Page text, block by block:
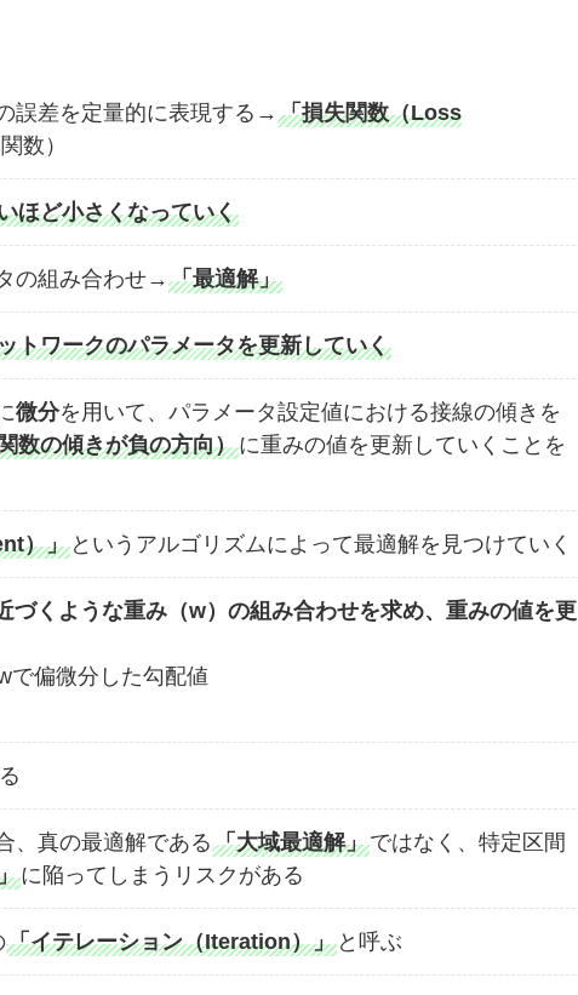
誤差を定量的に表現する→ 「損失関数（Loss
数）
ほど小さくなっていく
の組み合わせ→ 「最適解」
トワークのパラメータを更新していく
微分を用いて、パラメータ設定値における接線の傾きを
数の傾きが負の方向）に重みの値を更新していくことを
）」 というアルゴリズムによって最適解を見つけていく
くような重み（w）の組み合わせを求め、重みの値を更
偏微分した勾配値
、真の最適解である 「大域最適解」ではなく、特定区間
に陥ってしまうリスクがある
「イテレーション（Iteration）」 と呼ぶ